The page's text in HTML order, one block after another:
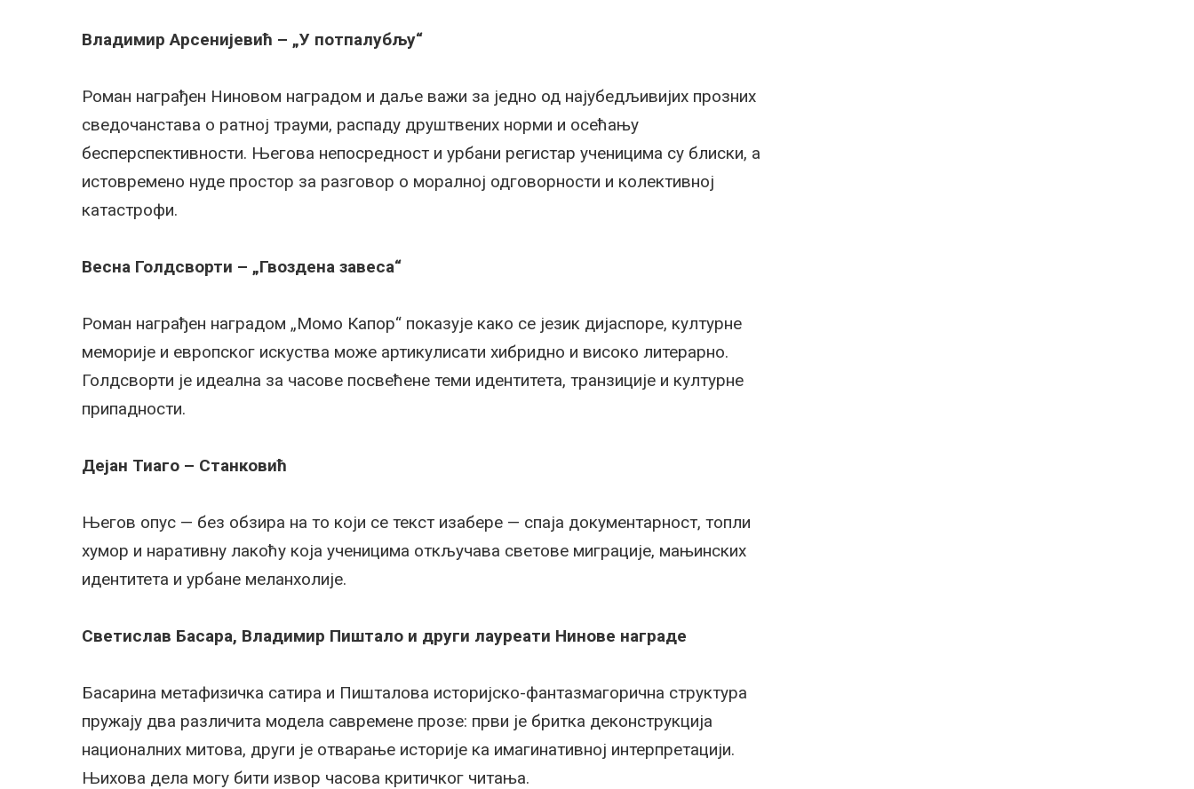
Владимир Арсенијевић – „У потпалубљу“
Роман награђен Ниновом наградом и даље важи за једно од најубедљивијих прозних
сведочанстава о ратној трауми, распаду друштвених норми и осећању
бесперспективности. Његова непосредност и урбани регистар ученицима су блиски, а
истовремено нуде простор за разговор о моралној одговорности и колективној
катастрофи.
Весна Голдсворти – „Гвоздена завеса“
Роман награђен наградом „Момо Капор“ показује како се језик дијаспоре, културне
меморије и европског искуства може артикулисати хибридно и високо литерарно.
Голдсворти је идеална за часове посвећене теми идентитета, транзиције и културне
припадности.
Дејан Тиаго – Станковић
Његов опус — без обзира на то који се текст изабере — спаја документарност, топли
хумор и наративну лакоћу која ученицима откључава светове миграције, мањинских
идентитета и урбане меланхолије.
Светислав Басара, Владимир Пиштало и други лауреати Нинове награде
Басарина метафизичка сатира и Пишталова историјско-фантазмагорична структура
пружају два различита модела савремене прозе: први је бритка деконструкција
националних митова, други је отварање историје ка имагинативној интерпретацији.
Њихова дела могу бити извор часова критичког читања.